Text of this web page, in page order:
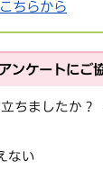
ちらから
ンケートにご
ちましたか？
ない